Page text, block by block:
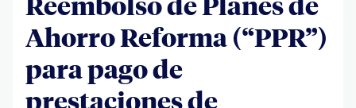
Ahorro Reforma (“PPR”)
para pago de
prestaciones de